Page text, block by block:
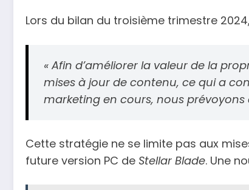
Lors du bilan du troisième trimestre
« Afin d’améliorer la valeur de la
mises à jour de contenu, ce qui a
marketing en cours, nous
Cette stratégie ne se limite pas aux
future version PC de Stellar Blade. Une